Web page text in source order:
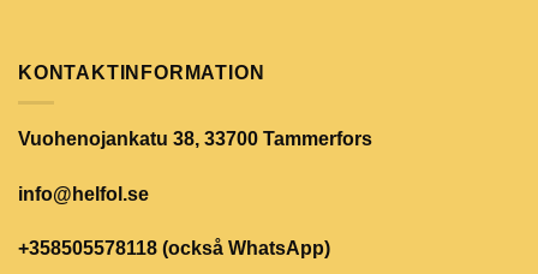
KONTAKTINFORMATION
Vuohenojankatu 38, 33700 Tammerfors
info@helfol.se
+358505578118 (också WhatsApp)